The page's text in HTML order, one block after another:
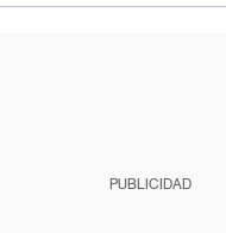
PUBLICIDAD